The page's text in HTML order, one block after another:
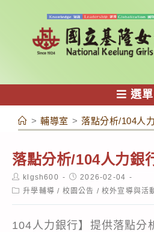
容
選單
> 輔導室 > 落點分析/104人
落點分析/104人力銀
Post
author:
klgsh600
Post
published:
2026-02-04
Post升學輔導 / 校園公告 / 校外宣導與活
104人力銀行】提供落點分